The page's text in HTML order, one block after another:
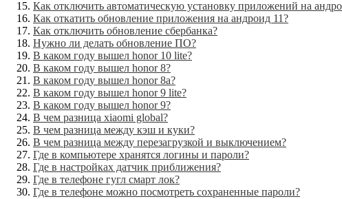
Как отключить автоматическую установку приложений на
Как откатить обновление приложения на андроид 11?
Как отключить обновление сбербанка?
Нужно ли делать обновление ПО?
В каком году вышел honor 10 lite?
В каком году вышел honor 8?
В каком году вышел honor 8a?
В каком году вышел honor 9 lite?
В каком году вышел honor 9?
В чем разница xiaomi global?
В чем разница между кэш и куки?
В чем разница между перезагрузкой и выключением?
Где в компьютере хранятся логины и пароли?
Где в настройках датчик приближения?
Где в телефоне гугл смарт лок?
Где в телефоне можно посмотреть сохраненные пароли?